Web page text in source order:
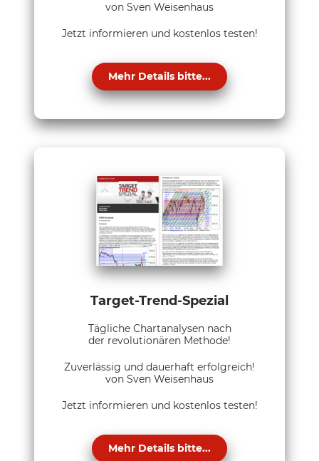
von Sven Weisenhaus
Jetzt informieren und kostenlos testen!
Mehr Details bitte...
Target-Trend-Spezial
Tägliche Chartanalysen nach
der revolutionären Methode!
Zuverlässig und dauerhaft erfolgreich!
von Sven Weisenhaus
Jetzt informieren und kostenlos testen!
Mehr Details bitte...